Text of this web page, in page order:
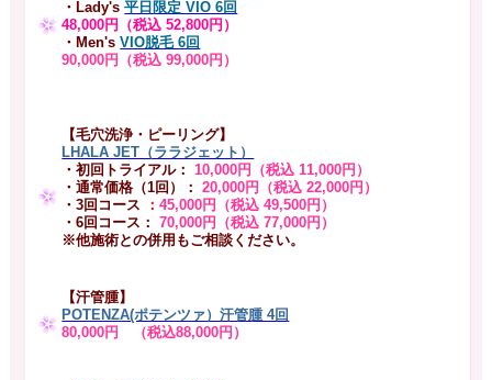
・Lady's平日限定 VIO 6回
48,000円（税込 52,800円）
・Men's VIO脱毛 6回
90,000円（税込 99,000円）
【毛穴洗浄・ピーリング】
LHALA JET（ララジェット）
・初回トライアル：10,000円（税込 11,000円）
・通常価格（1回）：
20,000円（税込 22,000円）
・3回コース ：45,000円（税込 49,500円）
・6回コース：
70,000円（税込 77,000円）
※他施術との併用もご相談ください。
【汗管腫】
POTENZA(ポテンツァ）汗管腫 4回
80,000円 （税込88,000円）